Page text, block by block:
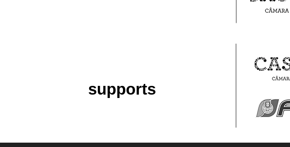
supports